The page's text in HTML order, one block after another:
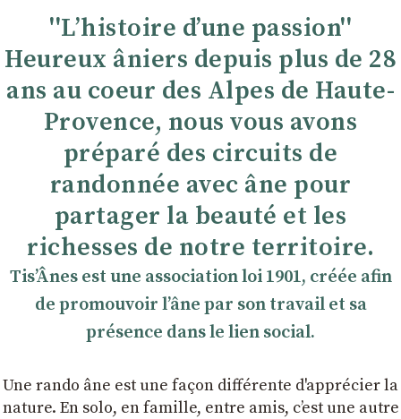
''Lʼhistoire dʼune passion''
Heureux âniers depuis plus de 28
ans au coeur des Alpes de Haute-
Provence, nous vous avons
préparé des circuits de
randonnée avec âne pour
partager la beauté et les
richesses de notre territoire.
TisʼÂnes est une association loi 1901, créée afin
de promouvoir lʼâne par son travail et sa
présence dans le lien social.
Une rando âne est une façon différente d'apprécier la
nature. En solo, en famille, entre amis, cʼest une autre